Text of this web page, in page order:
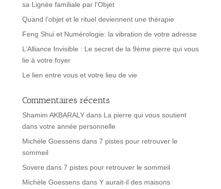
sa Lignée familiale par l’Objet
Quand l’objet et le rituel deviennent une thérapie
Feng Shui et Numérologie: la vibration de votre adresse
L’Alliance Invisible : Le secret de la 9ème pierre qui vous
lie à votre foyer
Le lien entre vous et votre lieu de vie
Commentaires récents
Shamim AKBARALYdans La pierre qui vous soutient
dans votre année personnelle
Michèle Goessensdans 7 pistes pour retrouver le
sommeil
Sovere dans 7 pistes pour retrouver le sommeil
Michèle Goessensdans Y aurait-il des maisons